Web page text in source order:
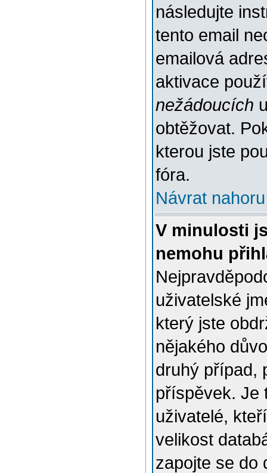
následujte
tento email
emailová
aktivace
nežádoucích
obtěžovat.
kterou jste
fóra.
Návrat nahoru
V minulosti
nemohu
uživatelské
který jste
nějakého
druhý případ,
příspěvek. Je
uživatelé,
velikost
zapojte se do